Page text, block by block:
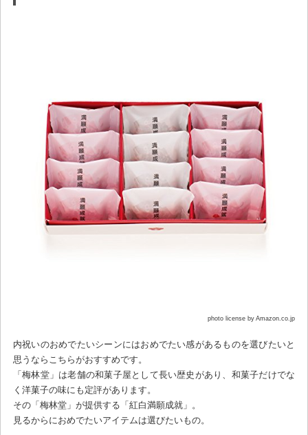
photo license by Amazon.co.jp
内祝いのおめでたいシーンにはおめでたい感があるものを選びたいと
思うならこちらがおすすめです。
「梅林堂」は老舗の和菓子屋として長い歴史があり、和菓子だけでな
く洋菓子の味にも定評があります。
その「梅林堂」が提供する「紅白満願成就」。
見るからにおめでたいアイテムは選びたいもの。